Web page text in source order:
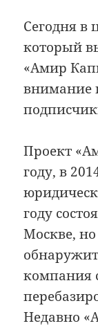
Сегодня в
который
«Амир
внимание
Проект
году, в
году
Москве,
компания
Недавно